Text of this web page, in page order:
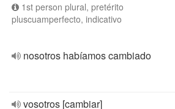
1st person plural, pretérito
pluscuamperfecto, indicativo
nosotros habíamos cambiado
vosotros [cambiar]